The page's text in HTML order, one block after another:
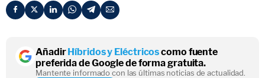
AñadirHíbridos y Eléctricoscomo fuente
preferida de Google de forma gratuita.
Mantente informado con las últimas noticias de actualidad.